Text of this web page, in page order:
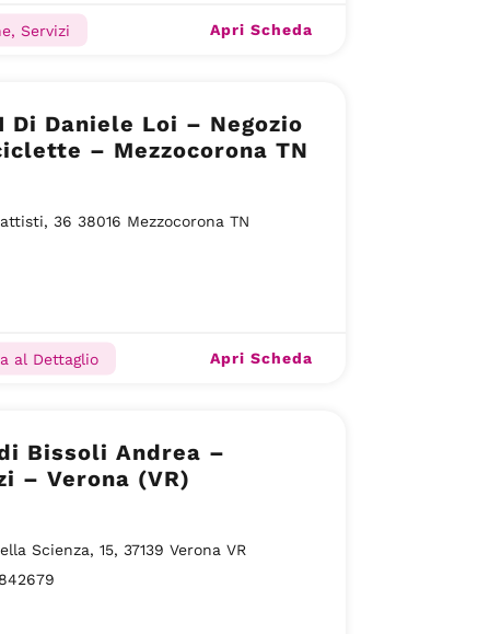
Servizi Apri Scheda
Di Daniele Loi – Negozio
– Mezzocorona TN
36 38016 Mezzocorona TN
al Dettaglio Apri Scheda
Bissoli Andrea –
– Verona (VR)
Scienza, 15, 37139 Verona VR